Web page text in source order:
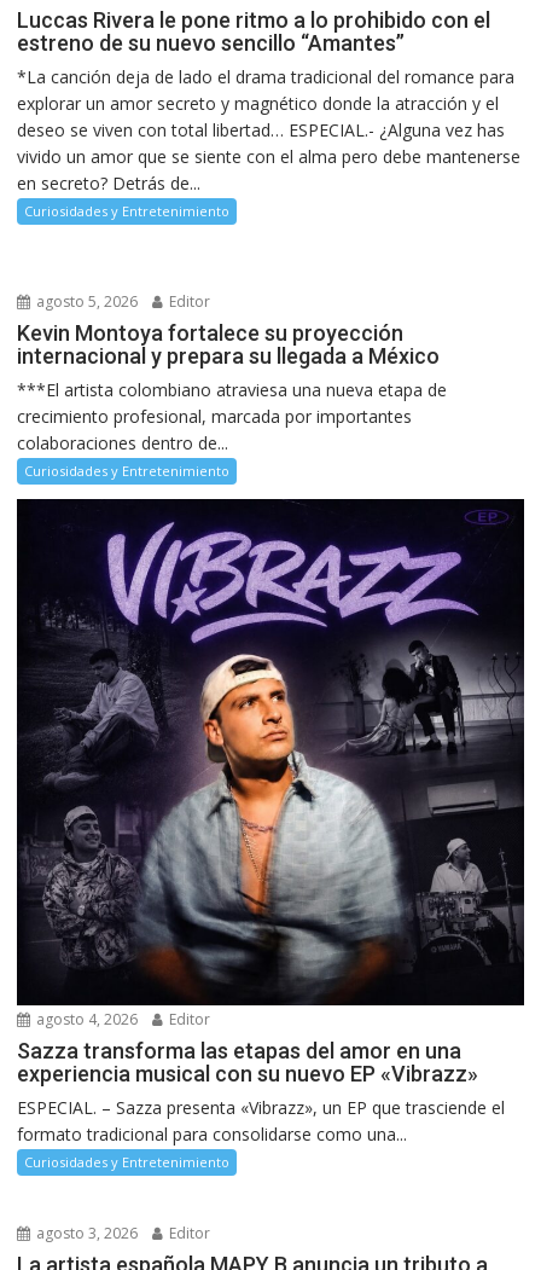
Luccas Rivera le pone ritmo a lo prohibido con el
estreno de su nuevo sencillo “Amantes”
*La canción deja de lado el drama tradicional del romance para
explorar un amor secreto y magnético donde la atracción y el
deseo se viven con total libertad… ESPECIAL.- ¿Alguna vez has
vivido un amor que se siente con el alma pero debe mantenerse
en secreto? Detrás de...
Curiosidades y Entretenimiento
agosto 5, 2026 Editor
Kevin Montoya fortalece su proyección
internacional y prepara su llegada a México
***El artista colombiano atraviesa una nueva etapa de
crecimiento profesional, marcada por importantes
colaboraciones dentro de...
Curiosidades y Entretenimiento
agosto 4, 2026 Editor
Sazza transforma las etapas del amor en una
experiencia musical con su nuevo EP «Vibrazz»
ESPECIAL. – Sazza presenta «Vibrazz», un EP que trasciende el
formato tradicional para consolidarse como una...
Curiosidades y Entretenimiento
agosto 3, 2026 Editor
La artista española MAPY B anuncia un tributo a